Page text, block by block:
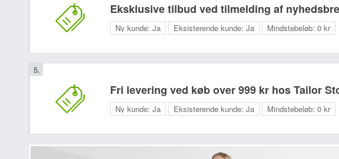
Eksklusive tilbud ved tilmelding af
Ny kunde: Ja Eksisterende kunde: Ja Mindstebeløb: 0 kr
Fri levering ved køb over 999 kr hos Tailor
Ny kunde: Ja Eksisterende kunde: Ja Mindstebeløb: 0 kr